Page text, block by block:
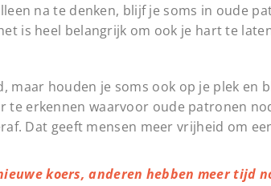
na te denken, blijf je soms in oude
is heel belangrijk om ook je hart te
maar houden je soms ook op je plek en
te erkennen waarvoor oude patronen
Dat geeft mensen meer vrijheid om
koers, anderen hebben meer tijd